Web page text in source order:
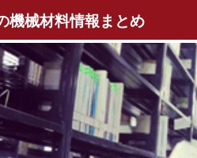
機械材料情報まとめ